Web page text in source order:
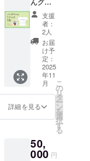
・ゲス
トハウ
ス黒島
様で使
える
「応援
チケッ
ト」1枚
（目
安：1万
円相
当）
※SUP・
ストハ
ウス黒
ズで支
援！オ
リジナ
ルデザ
インＴ
シャツ
5枚セッ
ト】 ・
お礼の
メッ
セージ
・オリ
ジナル
ンＴ
シャツ
支援
者：
2人
お届
け予
定：
2025
年11
月
詳細を見る
こ
の
リ
タ
ー
ン
を
選
択
す
る
50,
000 円